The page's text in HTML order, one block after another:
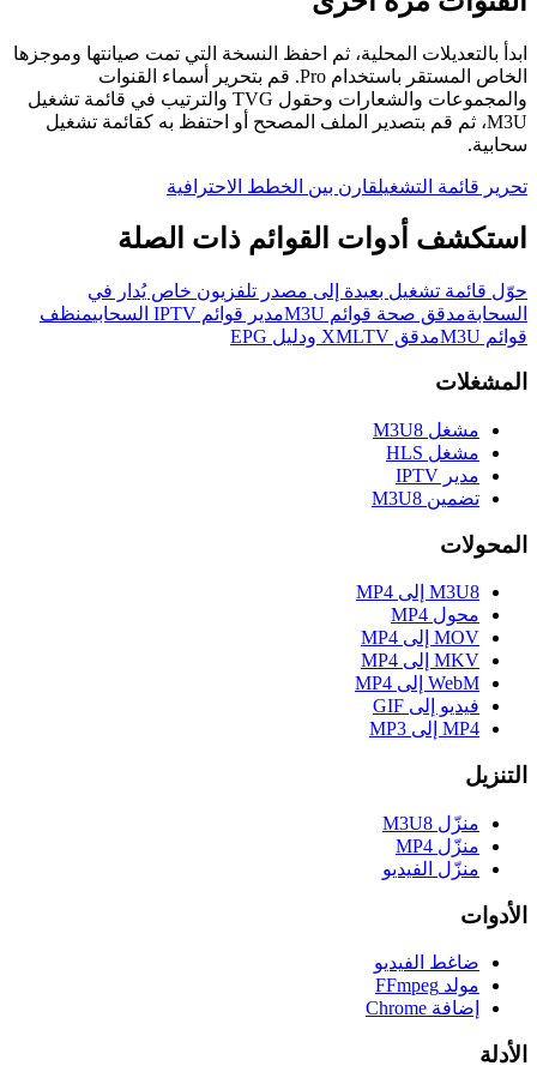
ابدأ بالتعديلات المحلية، ثم احفظ النسخة التي تمت صيانتها وموجزها
الخاص المستقر باستخدام Pro. قم بتحرير أسماء القنوات
والمجموعات والشعارات وحقول TVG والترتيب في قائمة تشغيل
M3U، ثم قم بتصدير الملف المصحح أو احتفظ به كقائمة تشغيل
سحابية.
تحرير قائمة التشغيلقارن بين الخطط الاحترافية
استكشف أدوات القوائم ذات الصلة
حوّل قائمة تشغيل بعيدة إلى مصدر تلفزيون خاص يُدار في
السحابةمدقق صحة قوائم M3U مدير قوائم IPTV السحابي
منظف
قوائم M3U
مدقق XMLTV ودليل EPG
المشغلات
مشغل M3U8
مشغل HLS
مدير IPTV
تضمين M3U8
المحولات
M3U8 إلى MP4
محول MP4
MOV إلى MP4
MKV إلى MP4
WebM إلى MP4
فيديو إلى GIF
MP4 إلى MP3
التنزيل
منزّل M3U8
منزّل MP4
منزّل الفيديو
الأدوات
ضاغط الفيديو
مولد FFmpeg
إضافة Chrome
الأدلة